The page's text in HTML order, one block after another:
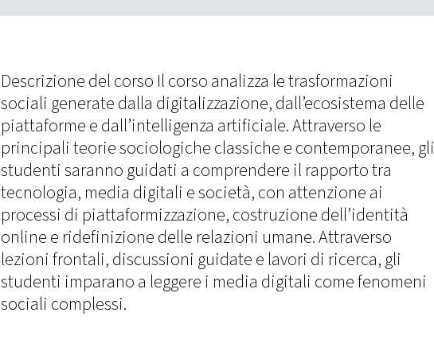
Descrizione del corso Il corso analizza le trasformazioni
sociali generate dalla digitalizzazione, dall’ecosistema delle
piattaforme e dall’intelligenza artificiale. Attraverso le
principali teorie sociologiche classiche e contemporanee, gli
studenti saranno guidati a comprendere il rapporto tra
tecnologia, media digitali e società, con attenzione ai
processi di piattaformizzazione, costruzione dell’identità
online e ridefinizione delle relazioni umane. Attraverso
lezioni frontali, discussioni guidate e lavori di ricerca, gli
studenti imparano a leggere i media digitali come fenomeni
sociali complessi.